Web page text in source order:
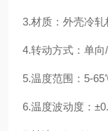
3.材质：外壳冷轧
4.转动方式：单向
5.温度范围：5-
6.温度波动度：